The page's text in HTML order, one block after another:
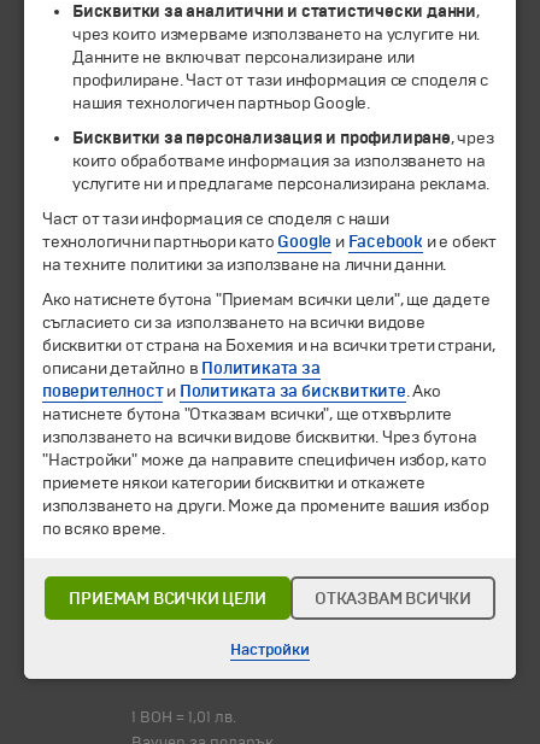
© 1994-2026 Бохемия ООД.Всички права запазени.
Екскурзии и почивки
Направления
Календар
Всички програми от А до Я
Промоции
Горещи оферти
Потвърдени дати
Празници
Оферта на деня
Туристически обекти
Самолетни билети
Новини
Информационен бюлетин
1 BOH = 1,01 лв.
Бисквитки за аналитични и статистически данни,
чрез които измерваме използването на услугите ни.
Данните не включват персонализиране или
профилиране. Част от тази информация се споделя с
нашия технологичен партньор Google.
Бисквитки за персонализация и профилиране, чрез
които обработваме информация за използването на
услугите ни и предлагаме персонализирана реклама.
Част от тази информация се споделя с наши
технологични партньори като Google и Facebook и е обект
на техните политики за използване на лични данни.
Ако натиснете бутона "Приемам всички цели", ще дадете
съгласието си за използването на всички видове
бисквитки от страна на Бохемия и на всички трети страни,
описани детайлно в Политиката за
поверителности Политиката за бисквитките. Ако
натиснете бутона "Отказвам всички", ще отхвърлите
използването на всички видове бисквитки. Чрез бутона
"Настройки" може да направите специфичен избор, като
приемете някои категории бисквитки и откажете
използването на други. Може да промените вашия избор
по всяко време.
ПРИЕМАМ ВСИЧКИ ЦЕЛИ ОТКАЗВАМ ВСИЧКИ
Настройки